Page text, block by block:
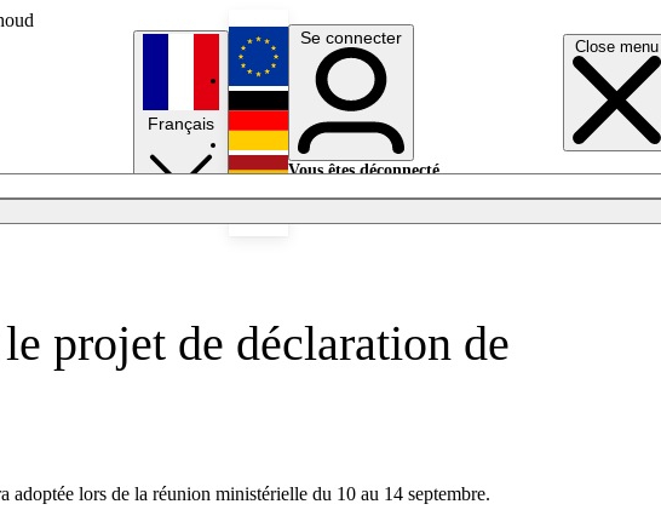
Close menu
Français
English
Deutsch
Se connecter
Vous êtes déconnecté.
projet de déclaration de
lors de la réunion ministérielle du 10 au 14 septembre.